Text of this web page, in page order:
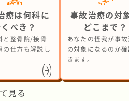
療は何科に
べき？
と整骨院/接骨
の仕方も解説し
事故治療の対
どこまで？
あなたの怪我が事
の対象になるのか確
きます。
見る